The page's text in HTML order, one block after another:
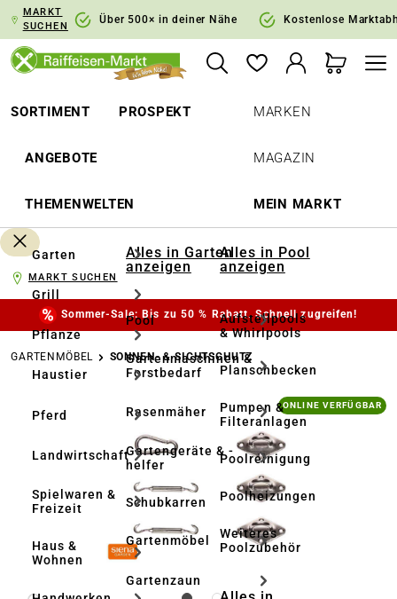
Zur Hauptnavigation springen
MARKT
SUCHEN
Über 500× in deiner Nähe Kostenlose
SORTIMENT PROSPEKT
ANGEBOTE
THEMENWELTEN
MARKEN
MAGAZIN
MEIN MARKT
Garten
Grill
Pflanze
Haustier
Pferd
Landwirtschaft
Spielwaren &
Freizeit
Haus &
Wohnen
Alles in Garten
anzeigen
Pool
Gartenmaschinen &
Forstbedarf
Rasenmäher
Gartengeräte & -
helfer
Schubkarren
Gartenmöbel
Gartenzaun
Alles in Pool
anzeigen
Aufstellpools
& Whirlpools
Planschbecken
Pumpen &
Filteranlagen
Poolreinigung
Poolheizungen
Weiteres
Poolzubehör
MARKT SUCHEN
Sommer-Sale: Bis zu 50 % Rabatt. Schnell zugreifen!
GARTENMÖBEL SONNEN- & SICHTSCHUTZ
Bildergalerie überspringen ONLINE VERFÜGBAR